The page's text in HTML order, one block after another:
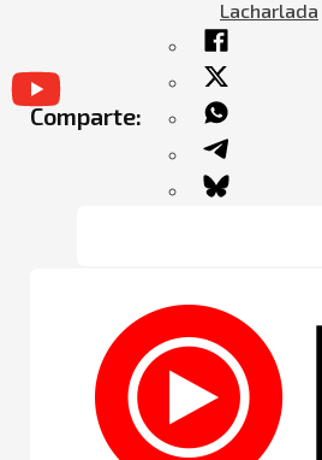
Lacharlada
Comparte: